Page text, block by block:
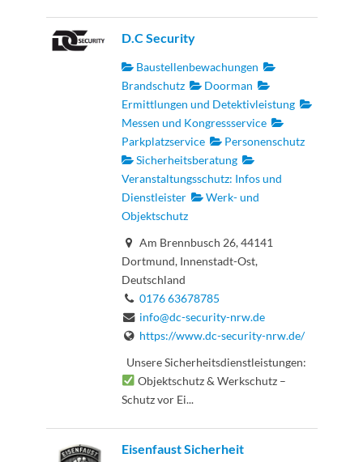
D.C Security
Baustellenbewachungen
Brandschutz
Doorman
Ermittlungen und Detektivleistung
Messen und Kongressservice
Parkplatzservice
Personenschutz
Sicherheitsberatung
Veranstaltungsschutz: Infos und
Dienstleister
Werk- und
Objektschutz
Am Brennbusch 26, 44141
Dortmund, Innenstadt-Ost,
Deutschland
0176 63678785
info@dc-security-nrw.de
https://www.dc-security-nrw.de/
Unsere Sicherheitsdienstleistungen:
Objektschutz & Werkschutz –
Schutz vor Ei...
Eisenfaust Sicherheit